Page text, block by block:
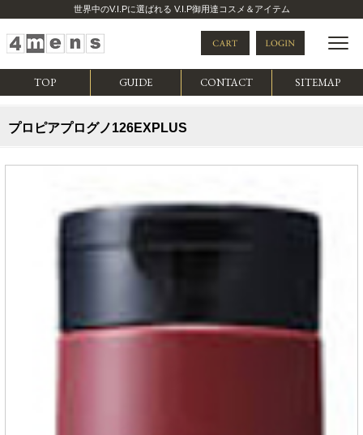
世界中のV.I.Pに選ばれる V.I.P御用達コスメ＆アイテム
TOP GUIDE CONTACT SITEMAP
プロピアプログノ126EXPLUS